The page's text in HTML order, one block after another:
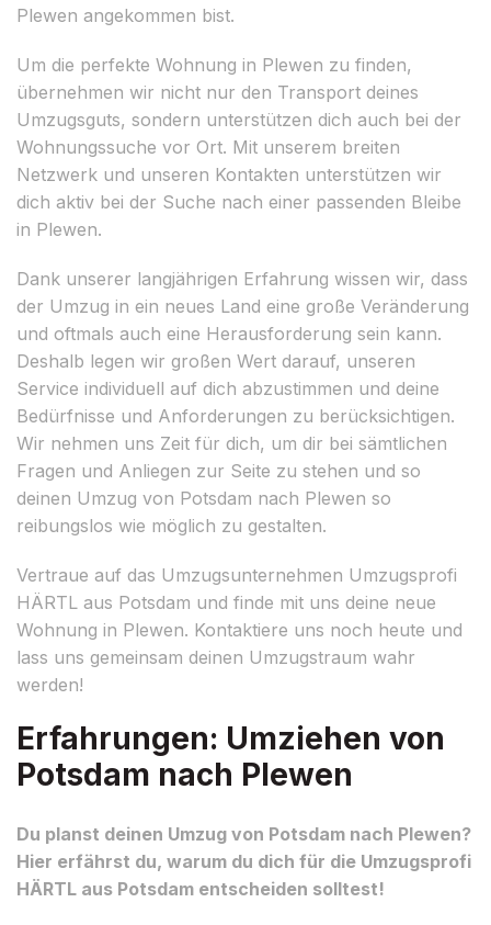
Plewen angekommen bist.
Um die perfekte Wohnung in Plewen zu finden,
übernehmen wir nicht nur den Transport deines
Umzugsguts, sondern unterstützen dich auch bei der
Wohnungssuche vor Ort. Mit unserem breiten
Netzwerk und unseren Kontakten unterstützen wir
dich aktiv bei der Suche nach einer passenden Bleibe
in Plewen.
Dank unserer langjährigen Erfahrung wissen wir, dass
der Umzug in ein neues Land eine große Veränderung
und oftmals auch eine Herausforderung sein kann.
Deshalb legen wir großen Wert darauf, unseren
Service individuell auf dich abzustimmen und deine
Bedürfnisse und Anforderungen zu berücksichtigen.
Wir nehmen uns Zeit für dich, um dir bei sämtlichen
Fragen und Anliegen zur Seite zu stehen und so
deinen Umzug von Potsdam nach Plewen so
reibungslos wie möglich zu gestalten.
Vertraue auf das Umzugsunternehmen Umzugsprofi
HÄRTL aus Potsdam und finde mit uns deine neue
Wohnung in Plewen. Kontaktiere uns noch heute und
lass uns gemeinsam deinen Umzugstraum wahr
werden!
Erfahrungen: Umziehen von
Potsdam nach Plewen
Du planst deinen Umzug von Potsdam nach Plewen?
Hier erfährst du, warum du dich für die Umzugsprofi
HÄRTL aus Potsdam entscheiden solltest!